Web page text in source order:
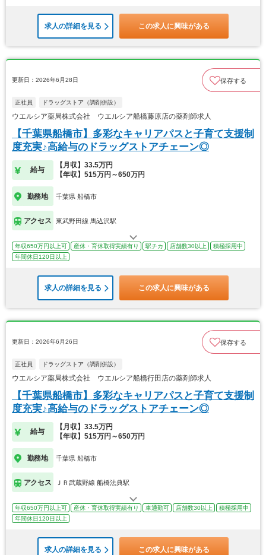
求人の詳細を見る この求人に興味がある
更新日：2026年6月28日 保存する
正社員 ドラッグストア（調剤併設）
ウエルシア薬局株式会社 ウエルシア船橋藤原店の薬剤師求人
【千葉県船橋市】多彩なキャリアパスと子育て支援制
度充実♪高給与のドラッグストアチェーン◎
給与
【月収】33.5万円
【年収】515万円～650万円
勤務地 千葉県 船橋市
アクセス 東武野田線 馬込沢駅
年収650万円以上可 産休・育休取得実績有り 駅チカ 店舗数30以上
積極採用中
年間休日120日以上
求人の詳細を見る この求人に興味がある
更新日：2026年6月26日 保存する
正社員 ドラッグストア（調剤併設）
ウエルシア薬局株式会社 ウエルシア船橋行田店の薬剤師求人
【千葉県船橋市】多彩なキャリアパスと子育て支援制
度充実♪高給与のドラッグストアチェーン◎
給与
【月収】33.5万円
【年収】515万円～650万円
勤務地 千葉県 船橋市
アクセス ＪＲ武蔵野線 船橋法典駅
年収650万円以上可 産休・育休取得実績有り 車通勤可 店舗数30以上
積極採用中
年間休日120日以上
求人の詳細を見る この求人に興味がある